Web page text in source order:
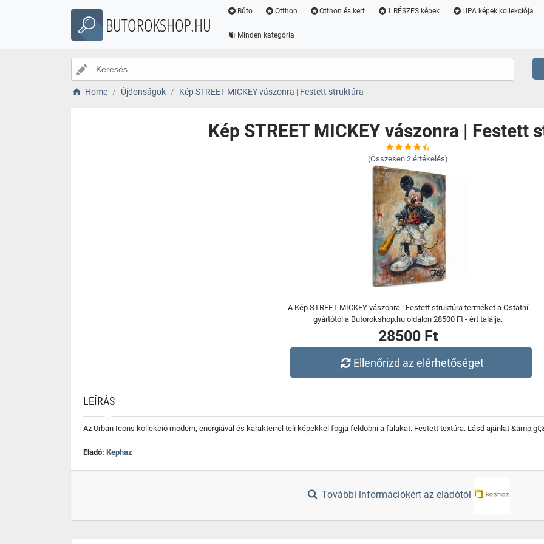
BUTOROKSHOP.HU
Búto Otthon Otthon és kert 1 RÉSZES képek LIPA képek kollekciója
Minden kategória
Home Újdonságok Kép STREET MICKEY vászonra | Festett struktúra
Kép STREET MICKEY vászonra | Festett
(Összesen 2 értékelés)
A Kép STREET MICKEY vászonra | Festett struktúra terméket a Ostatní
gyártótól a Butorokshop.hu oldalon 28500 Ft - ért találja.
28500 Ft
Ellenőrizd az elérhetőséget
LEÍRÁS
Az Urban Icons kollekció modern, energiával és karakterrel teli képekkel fogja feldobni a falakat. Festett textúra. Lásd ajánlat
Eladó: Kephaz
További információkért az eladótól